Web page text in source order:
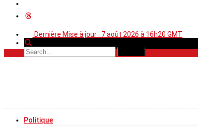
Dernière Mise à jour : 7 août 2026 à 16h20 GMT
Politique